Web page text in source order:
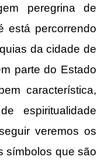
peregrina de
está percorrendo
da cidade de
parte do Estado
característica,
espiritualidade
veremos os
símbolos que são